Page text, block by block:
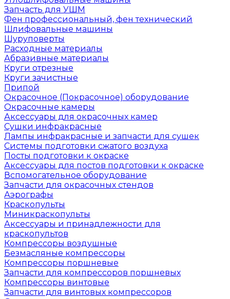
Запчасть для УШМ
Фен профессиональный, фен технический
Шлифовальные машины
Шуруповерты
Расходные материалы
Абразивные материалы
Круги отрезные
Круги зачистные
Припой
Окрасочное (Покрасочное) оборудование
Окрасочные камеры
Аксессуары для окрасочных камер
Сушки инфракрасные
Лампы инфракрасные и запчасти для сушек
Системы подготовки сжатого воздуха
Посты подготовки к окраске
Аксессуары для постов подготовки к окраске
Вспомогательное оборудование
Запчасти для окрасочных стендов
Аэрографы
Краскопульты
Миникраскопульты
Аксессуары и принадлежности для
краскопультов
Компрессоры воздушные
Безмасляные компрессоры
Компрессоры поршневые
Запчасти для компрессоров поршневых
Компрессоры винтовые
Запчасти для винтовых компрессоров